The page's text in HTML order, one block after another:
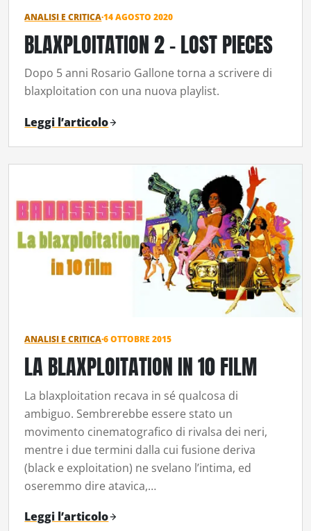
ANALISI E CRITICA·14 AGOSTO 2020
BLAXPLOITATION 2 – LOST PIECES
Dopo 5 anni Rosario Gallone torna a scrivere di
blaxploitation con una nuova playlist.
Leggi l’articolo
ANALISI E CRITICA·6 OTTOBRE 2015
LA BLAXPLOITATION IN 10 FILM
La blaxploitation recava in sé qualcosa di
ambiguo. Sembrerebbe essere stato un
movimento cinematografico di rivalsa dei neri,
mentre i due termini dalla cui fusione deriva
(black e exploitation) ne svelano l’intima, ed
oseremmo dire atavica,…
Leggi l’articolo